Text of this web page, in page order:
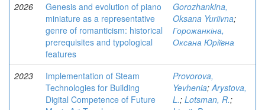
2026
Genesis and evolution of piano
miniature as a representative
genre of romanticism: historical
prerequisites and typological
features
Gorozhankina,
Oksana Yuriivna;
Горожанкіна,
Оксана Юріївна
2023
Implementation of Steam
Technologies for Building
Digital Competence of Future
Provorova,
Yevhenia;Arystova,
L.; Lotsman, R.;